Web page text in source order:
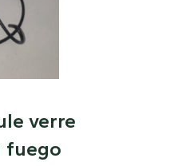
verre
fuego